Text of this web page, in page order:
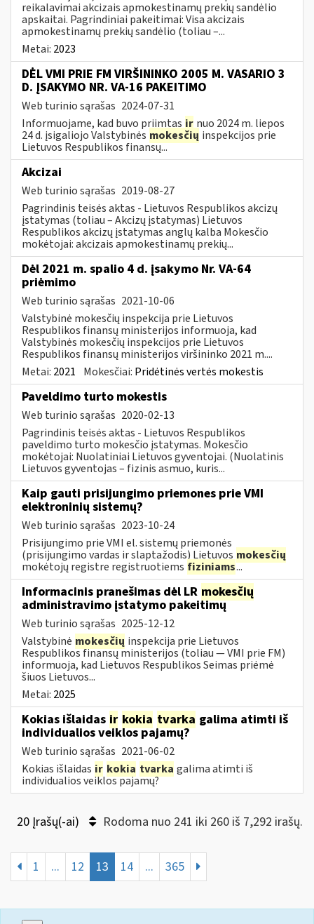
reikalavimai akcizais apmokestinamų prekių sandėlio
apskaitai. Pagrindiniai pakeitimai: Visa akcizais
apmokestinamų prekių sandėlio (toliau –...
Metai: 2023
DĖL VMI PRIE FM VIRŠININKO 2005 M. VASARIO 3
D. ĮSAKYMO NR. VA-16 PAKEITIMO
Web turinio sąrašas 2024-07-31
Informuojame, kad buvo priimtas ir nuo 2024 m. liepos
24 d. įsigaliojo Valstybinės mokesčių inspekcijos prie
Lietuvos Respublikos finansų...
Akcizai
Web turinio sąrašas 2019-08-27
Pagrindinis teisės aktas - Lietuvos Respublikos akcizų
įstatymas (toliau – Akcizų įstatymas) Lietuvos
Respublikos akcizų įstatymas anglų kalba Mokesčio
mokėtojai: akcizais apmokestinamų prekių...
Dėl 2021 m. spalio 4 d. įsakymo Nr. VA-64
priėmimo
Web turinio sąrašas 2021-10-06
Valstybinė mokesčių inspekcija prie Lietuvos
Respublikos finansų ministerijos informuoja, kad
Valstybinės mokesčių inspekcijos prie Lietuvos
Respublikos finansų ministerijos viršininko 2021 m....
Metai: 2021 Mokesčiai: Pridėtinės vertės mokestis
Paveldimo turto mokestis
Web turinio sąrašas 2020-02-13
Pagrindinis teisės aktas - Lietuvos Respublikos
paveldimo turto mokesčio įstatymas. Mokesčio
mokėtojai: Nuolatiniai Lietuvos gyventojai. (Nuolatinis
Lietuvos gyventojas – fizinis asmuo, kuris...
Kaip gauti prisijungimo priemones prie VMI
elektroninių sistemų?
Web turinio sąrašas 2023-10-24
Prisijungimo prie VMI el. sistemų priemonės
(prisijungimo vardas ir slaptažodis) Lietuvos mokesčių
mokėtojų registre registruotiems fiziniams...
Informacinis pranešimas dėl LR mokesčių
administravimo įstatymo pakeitimų
Web turinio sąrašas 2025-12-12
Valstybinė mokesčių inspekcija prie Lietuvos
Respublikos finansų ministerijos (toliau — VMI prie FM)
informuoja, kad Lietuvos Respublikos Seimas priėmė
šiuos Lietuvos...
Metai: 2025
Kokias išlaidas ir kokia tvarka galima atimti iš
individualios veiklos pajamų?
Web turinio sąrašas 2021-06-02
Kokias išlaidas ir kokia tvarka galima atimti iš
individualios veiklos pajamų?
20 Įrašų(-ai) Rodoma nuo 241 iki 260 iš 7,292 irašų.
1 ... 12 13 14 ... 365